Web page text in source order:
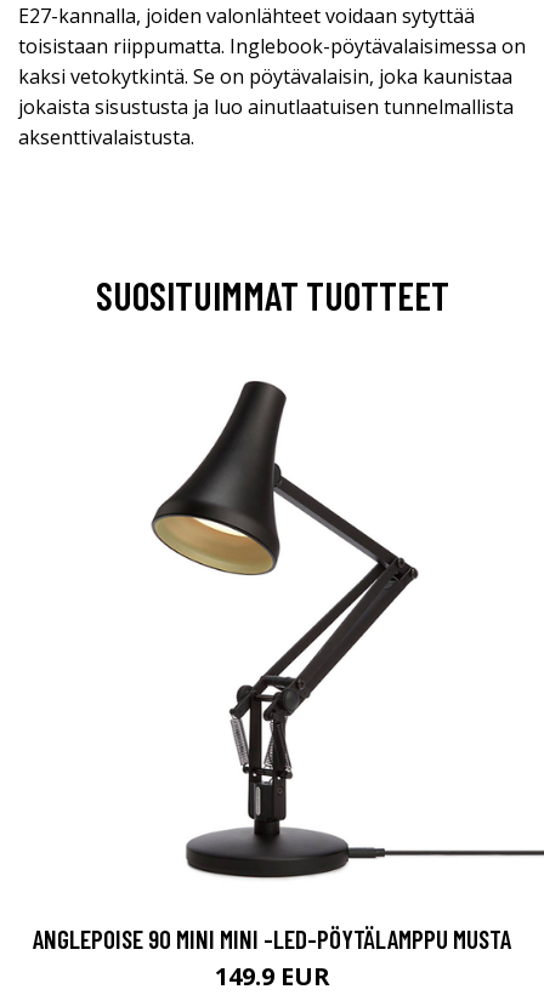
E27-kannalla, joiden valonlähteet voidaan sytyttää
toisistaan riippumatta. Inglebook-pöytävalaisimessa on
kaksi vetokytkintä. Se on pöytävalaisin, joka kaunistaa
jokaista sisustusta ja luo ainutlaatuisen tunnelmallista
aksenttivalaistusta.
SUOSITUIMMAT TUOTTEET
ANGLEPOISE 90 MINI MINI -LED-PÖYTÄLAMPPU MUSTA
149.9 EUR